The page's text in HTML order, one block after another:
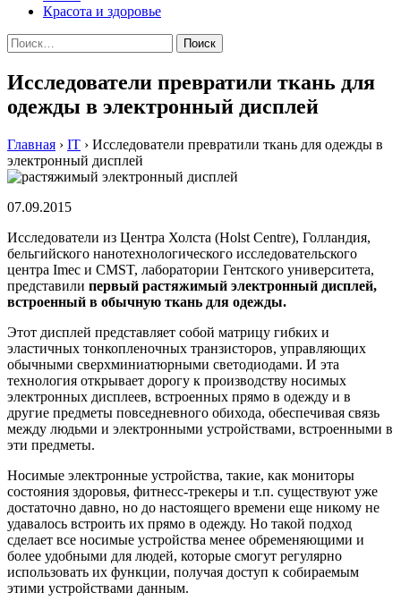
Красота и здоровье
Найти:
Исследователи превратили ткань для
одежды в электронный дисплей
Главная › IT › Исследователи превратили ткань для одежды в
электронный дисплей
07.09.2015
Исследователи из Центра Холста (Holst Centre), Голландия,
бельгийского нанотехнологического исследовательского
центра Imec и CMST, лаборатории Гентского университета,
представили первый растяжимый электронный дисплей,
встроенный в обычную ткань для одежды.
Этот дисплей представляет собой матрицу гибких и
эластичных тонкопленочных транзисторов, управляющих
обычными сверхминиатюрными светодиодами. И эта
технология открывает дорогу к производству носимых
электронных дисплеев, встроенных прямо в одежду и в
другие предметы повседневного обихода, обеспечивая связь
между людьми и электронными устройствами, встроенными в
эти предметы.
Носимые электронные устройства, такие, как мониторы
состояния здоровья, фитнесс-трекеры и т.п. существуют уже
достаточно давно, но до настоящего времени еще никому не
удавалось встроить их прямо в одежду. Но такой подход
сделает все носимые устройства менее обременяющими и
более удобными для людей, которые смогут регулярно
использовать их функции, получая доступ к собираемым
этими устройствами данным.